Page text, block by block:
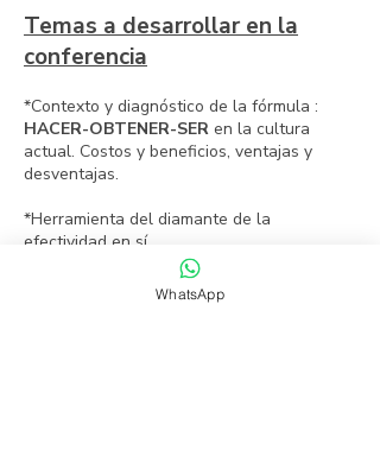
Temas a desarrollar en la
conferencia
*Contexto y diagnóstico de la fórmula :
HACER-OBTENER-SER en la cultura
actual. Costos y beneficios, ventajas y
desventajas.
*Herramienta del diamante de la
efectividad en sí.
*Entender y evaluar las consecuencias de
nuestras creencias y modelos mentales.
WhatsApp